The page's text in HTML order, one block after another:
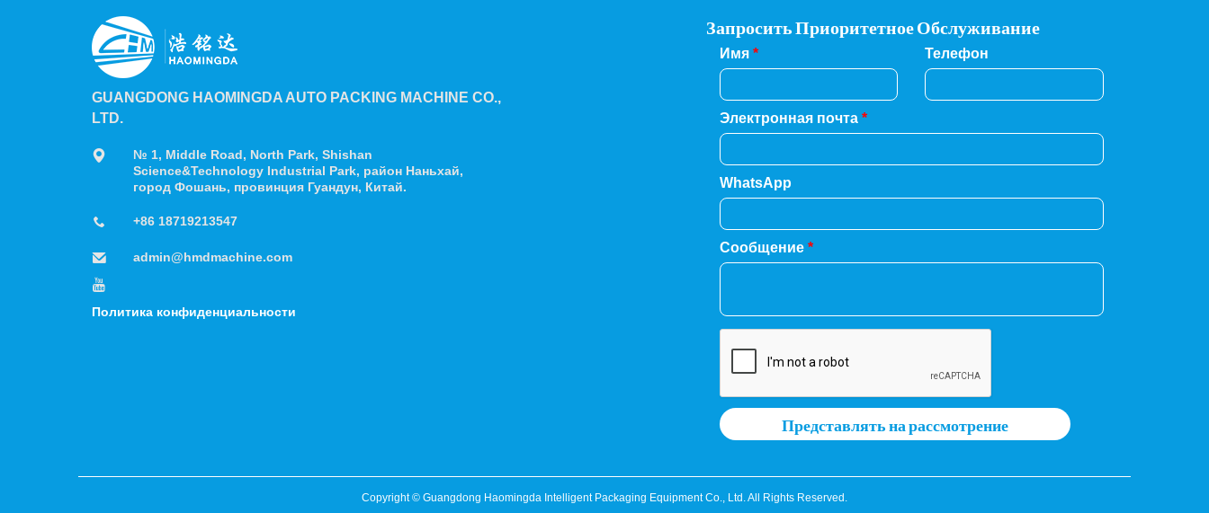
GUANGDONG HAOMINGDA AUTO PACKING MACHINE CO.,
LTD.
№ 1, Middle Road, North Park, Shishan
Science&Technology Industrial Park, район Наньхай,
город Фошань, провинция Гуандун, Китай.
+86 18719213547
admin@hmdmachine.com
Политика конфиденциальности
Запросить Приоритетное Обслуживание
Имя * Телефон
Электронная почта *
WhatsApp
Сообщение *
Представлять на рассмотрение
Copyright © Guangdong Haomingda Intelligent Packaging Equipment Co., Ltd. All Rights Reserved.